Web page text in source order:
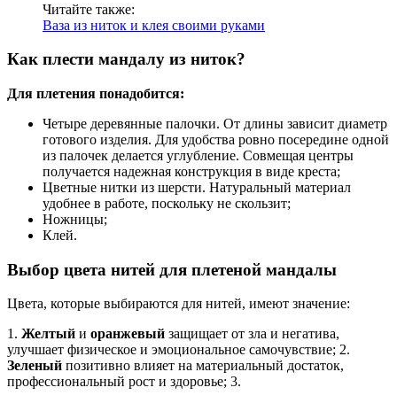
Читайте также:
Ваза из ниток и клея своими руками
Как плести мандалу из ниток?
Для плетения понадобится:
Четыре деревянные палочки. От длины зависит диаметр
готового изделия. Для удобства ровно посередине одной
из палочек делается углубление. Совмещая центры
получается надежная конструкция в виде креста;
Цветные нитки из шерсти. Натуральный материал
удобнее в работе, поскольку не скользит;
Ножницы;
Клей.
Выбор цвета нитей для плетеной мандалы
Цвета, которые выбираются для нитей, имеют значение:
1. Желтый и оранжевый защищает от зла и негатива,
улучшает физическое и эмоциональное самочувствие; 2.
Зеленый позитивно влияет на материальный достаток,
профессиональный рост и здоровье; 3.